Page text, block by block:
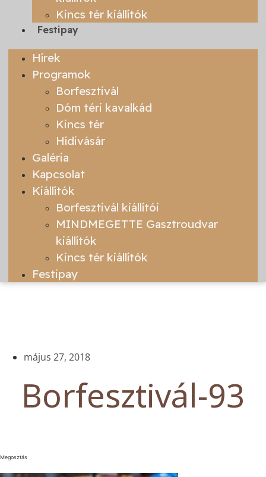
Kincs tér kiállítók
Festipay
Hírek
Programok
Borfesztivál
Dóm téri kavalkád
Kincs tér
Hídivásár
Galéria
Kapcsolat
Kiállítók
Borfesztivál kiállítói
MINDMEGETTE Gasztroudvar
kiállítók
Kincs tér kiállítók
Festipay
május 27, 2018
Borfesztivál-93
Megosztás